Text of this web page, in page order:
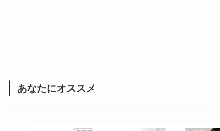
あなたにオススメ